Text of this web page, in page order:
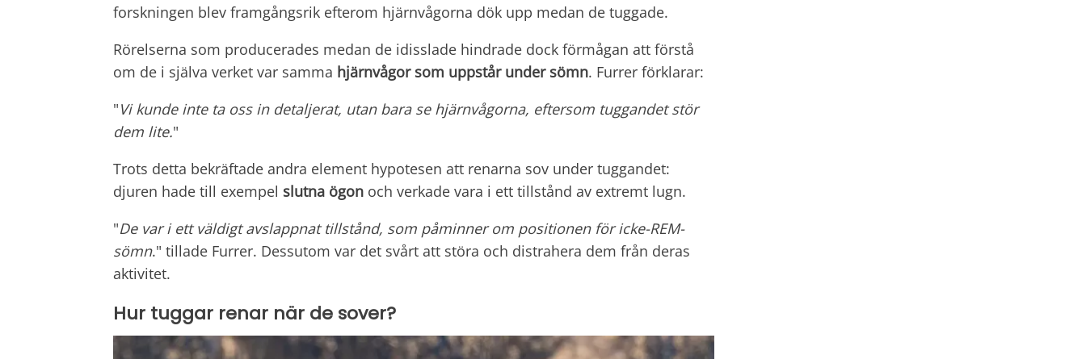
forskningen blev framgångsrik efterom hjärnvågorna dök upp medan de tuggade.
Rörelserna som producerades medan de idisslade hindrade dock förmågan att förstå
om de i själva verket var samma hjärnvågor som uppstår under sömn. Furrer förklarar:
"Vi kunde inte ta oss in detaljerat, utan bara se hjärnvågorna, eftersom tuggandet stör
dem lite."
Trots detta bekräftade andra element hypotesen att renarna sov under tuggandet:
djuren hade till exempel slutna ögon och verkade vara i ett tillstånd av extremt lugn.
"De var i ett väldigt avslappnat tillstånd, som påminner om positionen för icke-REM-
sömn." tillade Furrer. Dessutom var det svårt att störa och distrahera dem från deras
aktivitet.
Hur tuggar renar när de sover?